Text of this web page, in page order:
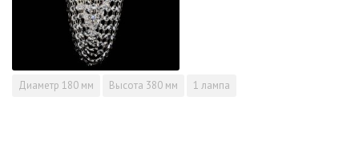
Диаметр 180 мм Высота 380 мм 1 лампа